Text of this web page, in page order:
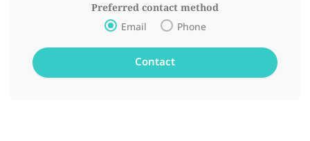
Preferred contact method
Email Phone